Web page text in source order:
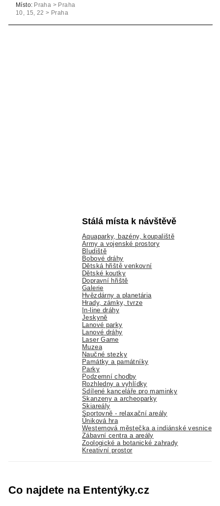
Místo: Praha > Praha
10, 15, 22 > Praha
Stálá místa k návštěvě
Aquaparky, bazény, koupaliště
Army a vojenské prostory
Bludiště
Bobové dráhy
Dětská hřiště venkovní
Dětské koutky
Dopravní hřiště
Galerie
Hvězdárny a planetária
Hrady, zámky, tvrze
In-line dráhy
Jeskyně
Lanové parky
Lanové dráhy
Laser Game
Muzea
Naučné stezky
Památky a památníky
Parky
Podzemní chodby
Rozhledny a vyhlídky
Sdílené kanceláře pro maminky
Skanzeny a archeoparky
Skiareály
Sportovně - relaxační areály
Úniková hra
Westernová městečka a indiánské vesnice
Zábavní centra a areály
Zoologické a botanické zahrady
Kreativní prostor
Co najdete na Ententýky.cz